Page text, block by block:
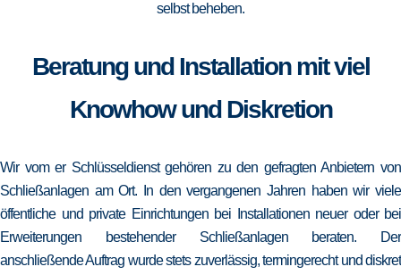
selbst beheben.
Beratung und Installation mit viel
Knowhow und Diskretion
Wir vom er Schlüsseldienst gehören zu den gefragten Anbietern von
Schließanlagen am Ort. In den vergangenen Jahren haben wir viele
öffentliche und private Einrichtungen bei Installationen neuer oder bei
Erweiterungen bestehender Schließanlagen beraten. Der
anschließende Auftrag wurde stets zuverlässig, termingerecht und diskret